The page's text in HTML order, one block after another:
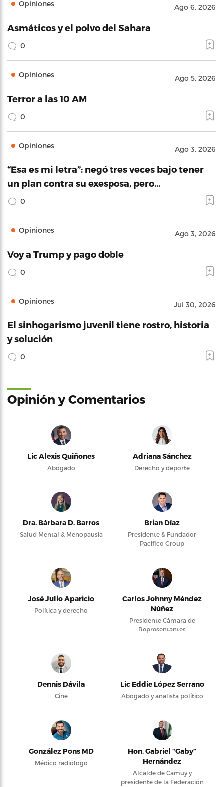
Opiniones Ago 6, 2026
Asmáticos y el polvo del Sahara
0
Opiniones Ago 5, 2026
Terror a las 10 AM
0
Opiniones Ago 3, 2026
“Esa es mi letra”: negó tres veces bajo tener
un plan contra su exesposa, pero…
0
Opiniones Ago 3, 2026
Voy a Trump y pago doble
0
Opiniones Jul 30, 2026
El sinhogarismo juvenil tiene rostro, historia
y solución
0
Opinión y Comentarios
Lic Alexis Quiñones
Abogado
Adriana Sánchez
Derecho y deporte
Dra. Bárbara D. Barros
Salud Mental & Menopausia
Brian Díaz
Presidente & Fundador
Pacifico Group
José Julio Aparicio
Política y derecho
Carlos Johnny Méndez
Núñez
Presidente Cámara de
Representantes
Dennis Dávila
Cine
Lic Eddie López Serrano
Abogado y analista político
González Pons MD
Médico radiólogo
Hon. Gabriel “Gaby”
Hernández
Alcalde de Camuy y
presidente de la Federación